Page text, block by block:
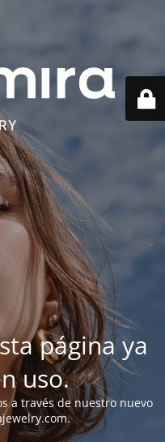
página ya
uso.
a través de nuestro nuevo